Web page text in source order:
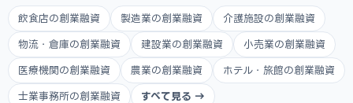
飲食店の創業融資 製造業の創業融資 介護施設の創業融資
物流・倉庫の創業融資 建設業の創業融資 小売業の創業融資
医療機関の創業融資 農業の創業融資 ホテル・旅館の創業融資
士業事務所の創業融資 すべて見る →